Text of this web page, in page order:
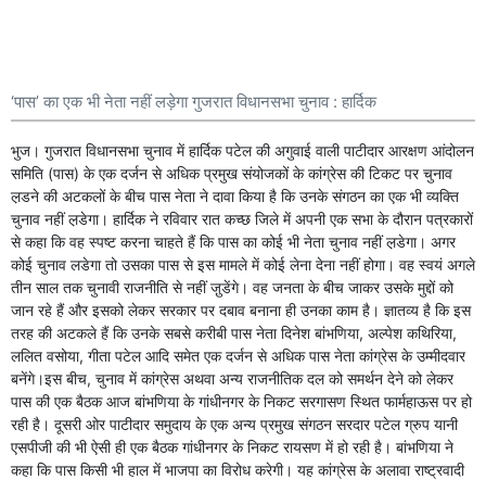
‘पास’ का एक भी नेता नहीं लड़ेगा गुजरात विधानसभा चुनाव : हार्दिक
भुज। गुजरात विधानसभा चुनाव में हार्दिक पटेल की अगुवाई वाली पाटीदार आरक्षण आंदोलन
समिति (पास) के एक दर्जन से अधिक प्रमुख संयोजकों के कांग्रेस की टिकट पर चुनाव
ल़डने की अटकलों के बीच पास नेता ने दावा किया है कि उनके संगठन का एक भी व्यक्ति
चुनाव नहीं ल़डेगा। हार्दिक ने रविवार रात कच्छ जिले में अपनी एक सभा के दौरान पत्रकारों
से कहा कि वह स्पष्ट करना चाहते हैं कि पास का कोई भी नेता चुनाव नहीं ल़डेगा। अगर
कोई चुनाव लडेगा तो उसका पास से इस मामले में कोई लेना देना नहीं होगा। वह स्वयं अगले
तीन साल तक चुनावी राजनीति से नहीं जु़डेंगे। वह जनता के बीच जाकर उसके मुद्दों को
जान रहे हैं और इसको लेकर सरकार पर दबाव बनाना ही उनका काम है। ज्ञातव्य है कि इस
तरह की अटकले हैं कि उनके सबसे करीबी पास नेता दिनेश बांभणिया, अल्पेश कथिरिया,
ललित वसोया, गीता पटेल आदि समेत एक दर्जन से अधिक पास नेता कांग्रेस के उम्मीदवार
बनेंगे।इस बीच, चुनाव में कांग्रेस अथवा अन्य राजनीतिक दल को समर्थन देने को लेकर
पास की एक बैठक आज बांभणिया के गांधीनगर के निकट सरगासण स्थित फार्महाऊस पर हो
रही है। दूसरी ओर पाटीदार समुदाय के एक अन्य प्रमुख संगठन सरदार पटेल ग्रुप यानी
एसपीजी की भी ऐसी ही एक बैठक गांधीनगर के निकट रायसण में हो रही है। बांभणिया ने
कहा कि पास किसी भी हाल में भाजपा का विरोध करेगी। यह कांग्रेस के अलावा राष्ट्रवादी